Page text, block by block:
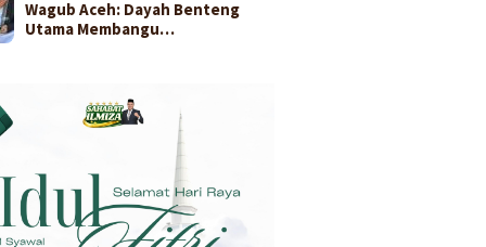
Wagub Aceh: Dayah Benteng
Utama Membangu…